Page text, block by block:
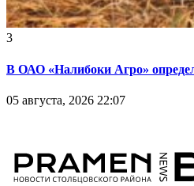
3
В ОАО «Налибоки Агро»
05 августа, 2026 22:07